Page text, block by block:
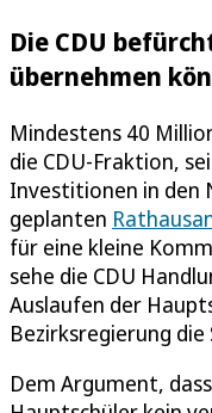
Die CDU
übernehmen
Mindestens 40
die CDU-Fraktion,
Investitionen in den
geplanten
für eine kleine
sehe die CDU
Auslaufen der
Bezirksregierung die
Dem Argument,